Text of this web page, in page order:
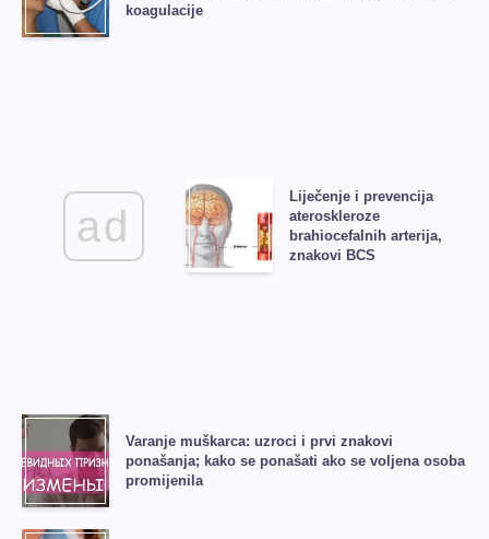
koagulacije
ad
Liječenje i prevencija
ateroskleroze
brahiocefalnih arterija,
znakovi BCS
Varanje muškarca: uzroci i prvi znakovi
ponašanja; kako se ponašati ako se voljena osoba
promijenila